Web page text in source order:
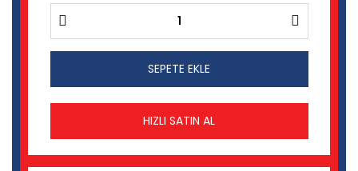
SEPETE EKLE
HIZLI SATIN AL